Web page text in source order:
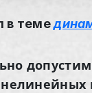
в теме